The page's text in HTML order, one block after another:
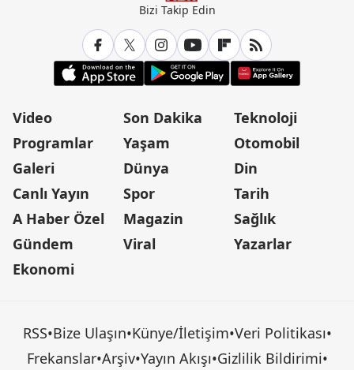
Bizi Takip Edin
Video
Programlar
Galeri
Canlı Yayın
A Haber Özel
Gündem
Ekonomi
Son Dakika
Yaşam
Dünya
Spor
Magazin
Viral
Teknoloji
Otomobil
Din
Tarih
Sağlık
Yazarlar
RSS•Bize Ulaşın•Künye/İletişim•Veri Politikası•
Frekanslar•Arşiv•Yayın Akışı•Gizlilik Bildirimi•